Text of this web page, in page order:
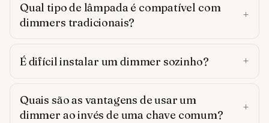
Qual tipo de lâmpada é compatível com
dimmers tradicionais?
É difícil instalar um dimmer sozinho?
Quais são as vantagens de usar um
dimmer ao invés de uma chave comum?